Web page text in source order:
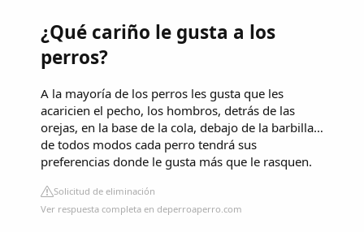
¿Qué cariño le gusta a los
perros?
A la mayoría de los perros les gusta que les
acaricien el pecho, los hombros, detrás de las
orejas, en la base de la cola, debajo de la barbilla…
de todos modos cada perro tendrá sus
preferencias donde le gusta más que le rasquen.
Solicitud de eliminación
Ver respuesta completa en deperroaperro.com